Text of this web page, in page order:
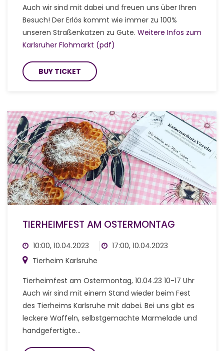
Auch wir sind mit dabei und freuen uns über Ihren
Besuch! Der Erlös kommt wie immer zu 100%
unseren Straßenkatzen zu Gute. Weitere Infos zum
Karlsruher Flohmarkt (pdf)
BUY TICKET
TIERHEIMFEST AM OSTERMONTAG
10:00, 10.04.2023
17:00, 10.04.2023
Tierheim Karlsruhe
Tierheimfest am Ostermontag, 10.04.23 10-17 Uhr
Auch wir sind mit einem Stand wieder beim Fest
des Tierheims Karlsruhe mit dabei. Bei uns gibt es
leckere Waffeln, selbstgemachte Marmelade und
handgefertigte…